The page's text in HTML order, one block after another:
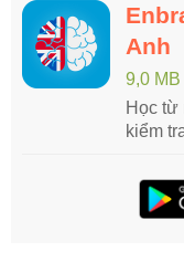
Anh
9,0 MB
Học từ
kiểm